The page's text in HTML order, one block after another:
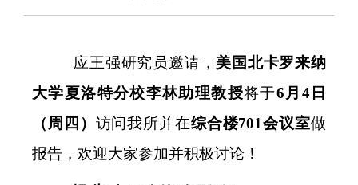
应王强研究员邀请， 美国北卡罗来纳
大学夏洛特分校李林助理教授将于6月4日
（ 周四 ） 访问我所并在综合楼701会议室做
报告，欢迎大家参加并积极讨论！